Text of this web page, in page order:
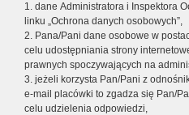
1. dane Administratora i Inspektora
linku „Ochrona danych osobowych”,
2. Pana/Pani dane osobowe w
celu udostępniania strony
prawnych spoczywających na
3. jeżeli korzysta Pan/Pani z
e-mail placówki to zgadza się Pan/
celu udzielenia odpowiedzi,